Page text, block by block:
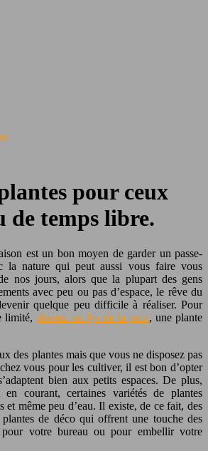
pour ceux
de temps libre.
est un bon moyen de garder un passe-
la nature qui peut aussi vous faire vous
nos jours, alors que la plupart des gens
avec peu ou pas d’espace, le rêve du
quelque peu difficile à réaliser. Pour
limité,plantez un lys de la paix, une plante
des plantes mais que vous ne disposez pas
vous pour les cultiver, il est bon d’opter
bien aux petits espaces. De plus,
courant, certaines variétés de plantes
et même peu d’eau. Il existe, de ce fait, des
de déco qui offrent une touche des
votre bureau ou pour embellir votre